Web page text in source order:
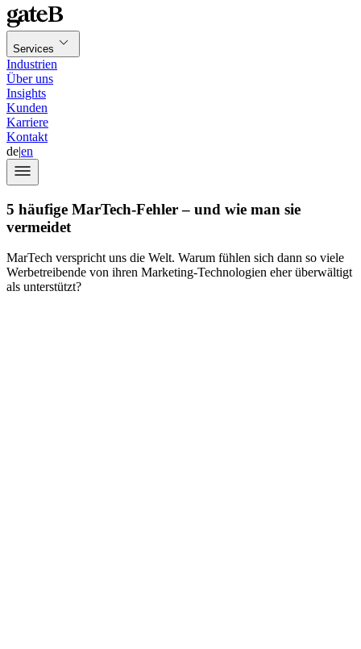
Services
Industrien
Über uns
Insights
Kunden
Karriere
Kontakt
de|en
5 häufige MarTech-Fehler – und wie man sie
vermeidet
MarTech verspricht uns die Welt. Warum fühlen sich dann so viele
Werbetreibende von ihren Marketing-Technologien eher überwältigt
als unterstützt?